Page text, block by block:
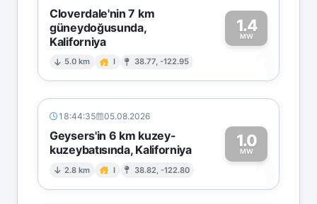
Cloverdale'nin 7 km
güneydoğusunda,
Kaliforniya
5.0 km I 38.77, -122.95
1.4
MW
1
18:44:35 05.08.2026
Geysers'in 6 km kuzey-
kuzeybatısında, Kaliforniya
2.8 km I 38.82, -122.80
1.0
MW1